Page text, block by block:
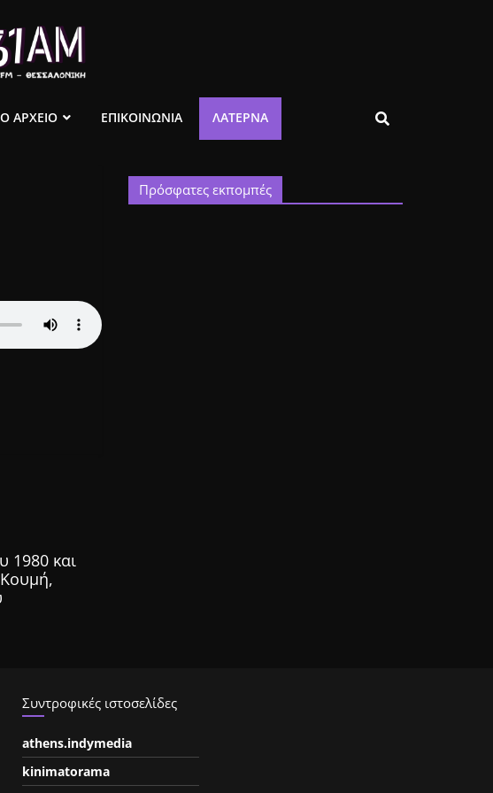
ΑΡΧΕΙΟ ΕΠΙΚΟΙΝΩΝΙΑ ΛΑΤΈΡΝΑ
1980 και
Πρόσφατες εκπομπές
Συντροφικές ιστοσελίδες
athens.indymedia
kinimatorama